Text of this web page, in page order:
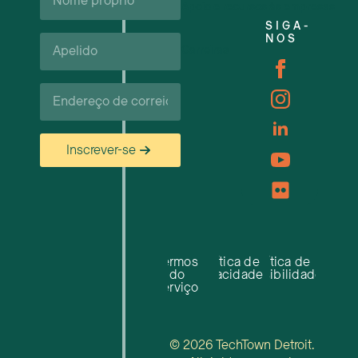
Apelido*
Correio
eletrónico*
Inscrever-se
SIGA-
NOS
Termos
do
serviço
Política de
privacidade
Política de
acessibilidade
© 2026 TechTown Detroit.